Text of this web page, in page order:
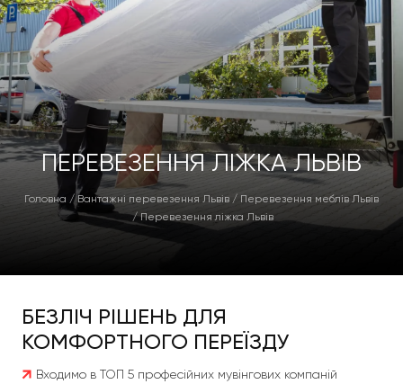
ПЕРЕВЕЗЕННЯ ЛІЖКА ЛЬВІВ
Головна / Вантажні перевезення Львів / Перевезення меблів Львів
/ Перевезення ліжка Львів
БЕЗЛІЧ РІШЕНЬ ДЛЯ
КОМФОРТНОГО ПЕРЕЇЗДУ
Входимо в ТОП 5 професійних мувінгових компаній